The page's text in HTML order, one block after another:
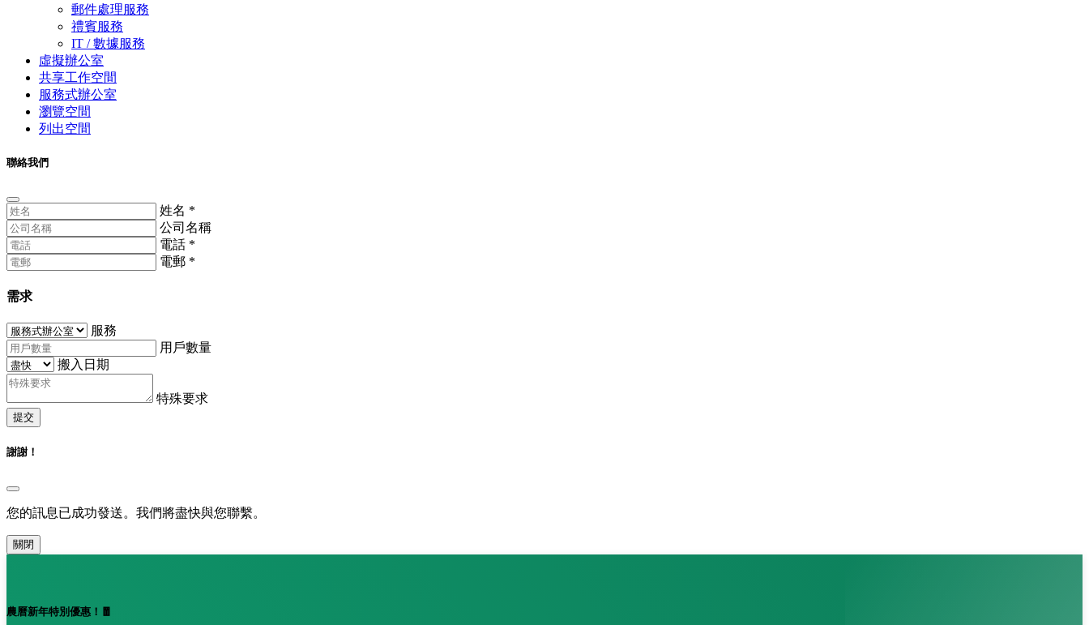
郵件處理服務
禮賓服務
IT / 數據服務
虛擬辦公室
共享工作空間
服務式辦公室
瀏覽空間
列出空間
聯絡我們
姓名 *
公司名稱
電話 *
電郵 *
需求
服務
用戶數量
搬入日期
特殊要求
提交
謝謝！
您的訊息已成功發送。我們將盡快與您聯繫。
關閉
農曆新年特別優惠！🧧